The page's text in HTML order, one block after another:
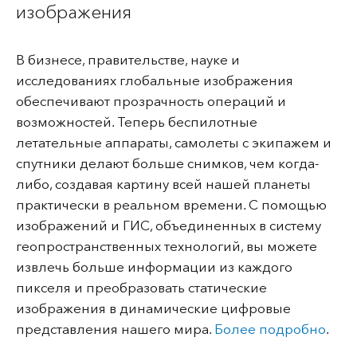
изображения
В бизнесе, правительстве, науке и
исследованиях глобальные изображения
обеспечивают прозрачность операций и
возможностей. Теперь беспилотные
летательные аппараты, самолеты с экипажем и
спутники делают больше снимков, чем когда-
либо, создавая картину всей нашей планеты
практически в реальном времени. С помощью
изображений и ГИС, объединенных в систему
геопространственных технологий, вы можете
извлечь больше информации из каждого
пикселя и преобразовать статические
изображения в динамические цифровые
представления нашего мира. Более подробно.